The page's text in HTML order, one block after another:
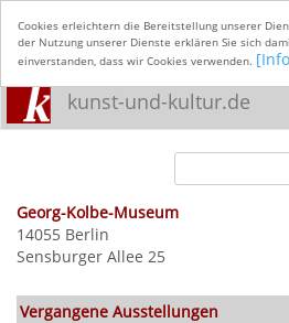
Cookies erleichtern die Bereitstellung unserer
der Nutzung unserer Dienste erklären Sie sich
einverstanden, dass wir Cookies verwenden.
kunst-und-kultur.de
Georg-Kolbe-Museum
14055 Berlin
Sensburger Allee 25
Vergangene Ausstellungen